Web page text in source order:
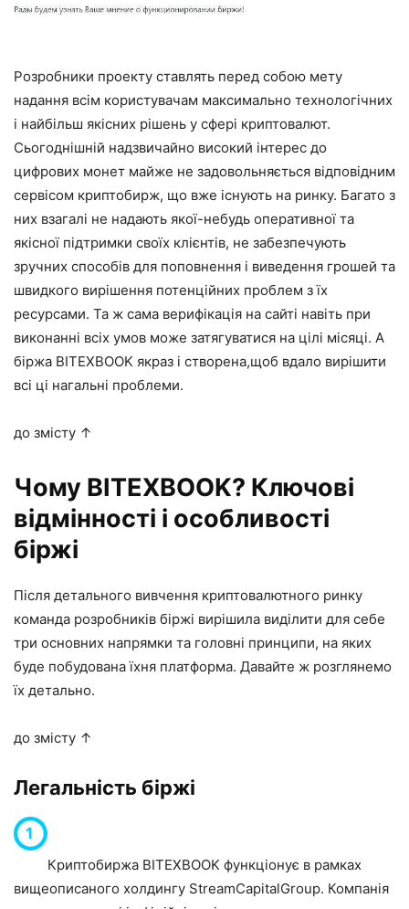
Розробники проекту ставлять перед собою мету
надання всім користувачам максимально технологічних
і найбільш якісних рішень у сфері криптовалют.
Сьогоднішній надзвичайно високий інтерес до
цифрових монет майже не задовольняється відповідним
сервісом криптобирж, що вже існують на ринку. Багато з
них взагалі не надають якої-небудь оперативної та
якісної підтримки своїх клієнтів, не забезпечують
зручних способів для поповнення і виведення грошей та
швидкого вирішення потенційних проблем з їх
ресурсами. Та ж сама верифікація на сайті навіть при
виконанні всіх умов може затягуватися на цілі місяці. А
біржа BITEXBOOK якраз і створена,щоб вдало вирішити
всі ці нагальні проблеми.
до змісту ↑
Чому BITEXBOOK? Ключові
відмінності і особливості
біржі
Після детального вивчення криптовалютного ринку
команда розробників біржі вирішила виділити для себе
три основних напрямки та головні принципи, на яких
буде побудована їхня платформа. Давайте ж розглянемо
їх детально.
до змісту ↑
Легальність біржі
Криптобиржа BITEXBOOK функціонує в рамках
вищеописаного холдингу StreamCapitalGroup. Компанія